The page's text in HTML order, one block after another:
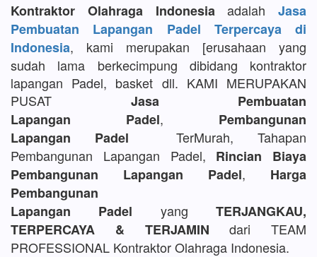
Kontraktor Olahraga Indonesia adalah Jasa
Pembuatan Lapangan Padel Terpercaya di
Indonesia, kami merupakan [erusahaan yang
sudah lama berkecimpung dibidang kontraktor
lapangan Padel, basket dll. KAMI MERUPAKAN
PUSAT Jasa Pembuatan
Lapangan Padel, Pembangunan
Lapangan Padel TerMurah, Tahapan
Pembangunan Lapangan Padel, Rincian Biaya
Pembangunan Lapangan Padel, Harga
Pembangunan
Lapangan Padel yangTERJANGKAU,
TERPERCAYA & TERJAMIN dari TEAM
PROFESSIONAL Kontraktor Olahraga Indonesia.